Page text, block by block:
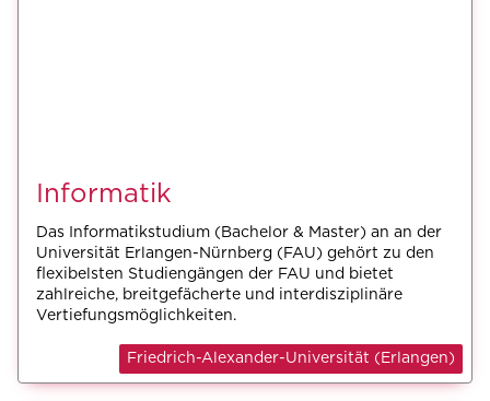
Informatik
Das Informatikstudium (Bachelor & Master) an an der
Universität Erlangen-Nürnberg (FAU) gehört zu den
flexibelsten Studiengängen der FAU und bietet
zahlreiche, breitgefächerte und interdisziplinäre
Vertiefungsmöglichkeiten.
Friedrich-Alexander-Universität (Erlangen)